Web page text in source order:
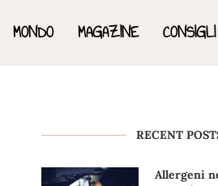
MONDO MAGAZINE
RECENT
Allergeni